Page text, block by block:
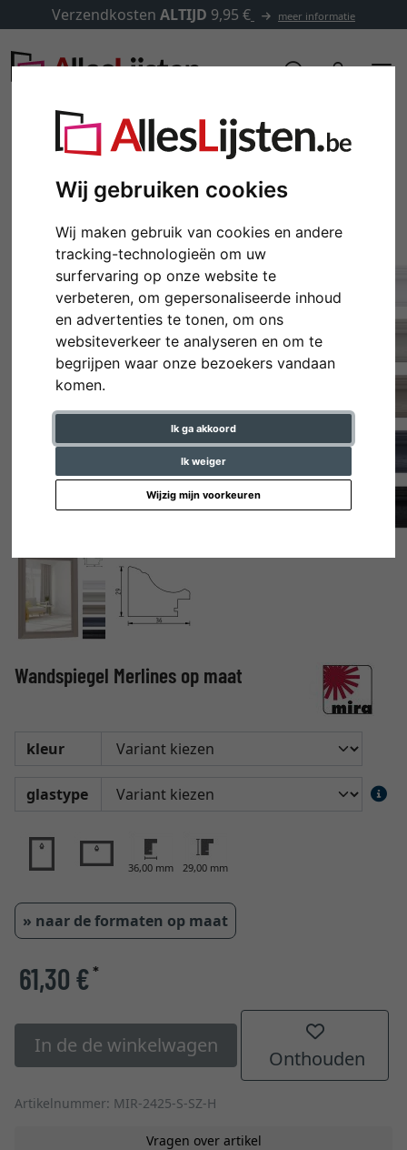
Wij gebruiken cookies
Wij maken gebruik van cookies en andere
tracking-technologieën om uw
surfervaring op onze website te
verbeteren, om gepersonaliseerde inhoud
en advertenties te tonen, om ons
websiteverkeer te analyseren en om te
begrijpen waar onze bezoekers vandaan
komen.
Ik ga akkoord
Ik weiger
Wijzig mijn voorkeuren
Verzendkosten ALTIJD 9,95 € meer informatie
Terug
Wandspiegel Merlines op maat
kleur
glastype
36,00 mm 29,00 mm
» naar de formaten op maat
61,30 €*
In de de winkelwagen
Onthouden
Artikelnummer: MIR-2425-S-SZ-H
Vragen over artikel